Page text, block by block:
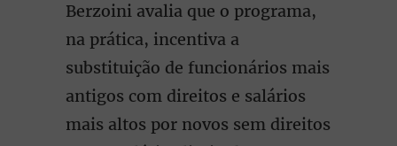
Berzoini avalia que o programa,
na prática, incentiva a
substituição de funcionários mais
antigos com direitos e salários
mais altos por novos sem direitos